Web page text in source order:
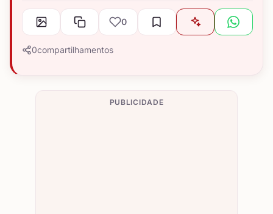
0
0compartilhamentos
PUBLICIDADE